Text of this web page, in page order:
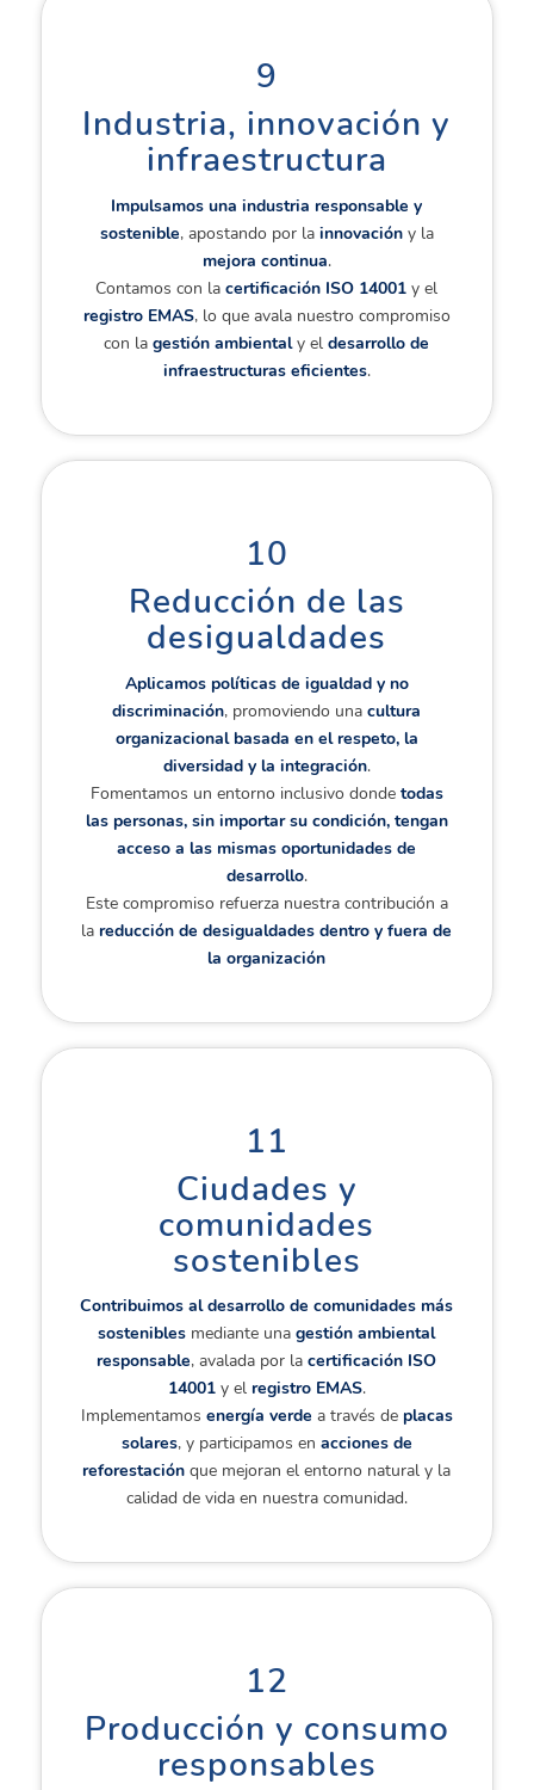
9
Industria, innovación y
infraestructura
Impulsamos una industria responsable y
sostenible, apostando por la innovacióny la
mejora continua.
Contamos con lacertificación ISO 14001 y el
registro EMAS, lo que avala nuestro compromiso
con lagestión ambientaly eldesarrollo de
infraestructuras eficientes.
10
Reducción de las
desigualdades
Aplicamos políticas de igualdad y no
discriminación, promoviendo unacultura
organizacional basada en el respeto, la
diversidad y la integración.
Fomentamos un entorno inclusivo donde todas
las personas, sin importar su condición, tengan
acceso a las mismas oportunidades de
desarrollo.
Este compromiso refuerza nuestra contribución a
lareducción de desigualdades dentro y fuera de
la organización
11
Ciudades y
comunidades
sostenibles
Contribuimos al desarrollo de comunidades más
sostenibles mediante unagestión ambiental
responsable, avalada por lacertificación ISO
14001y el registro EMAS.
Implementamos energía verde a través de placas
solares, y participamos en acciones de
reforestación que mejoran el entorno natural y la
calidad de vida en nuestra comunidad.
12
Producción y consumo
responsables